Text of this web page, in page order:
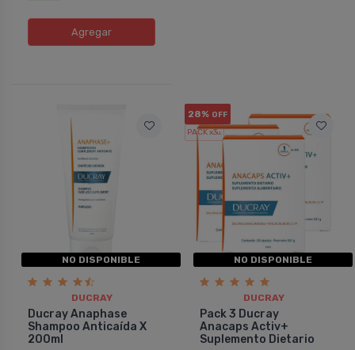
Agregar
NO DISPONIBLE
DUCRAY
Ducray Anaphase
Shampoo Anticaí­da X
200ml
28% OFF
PACK x3u.
NO DISPONIBLE
DUCRAY
Pack 3 Ducray
Anacaps Activ+
Suplemento Dietario